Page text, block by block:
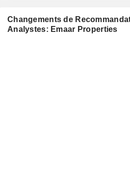
Changements de
Analystes: Emaar Properties